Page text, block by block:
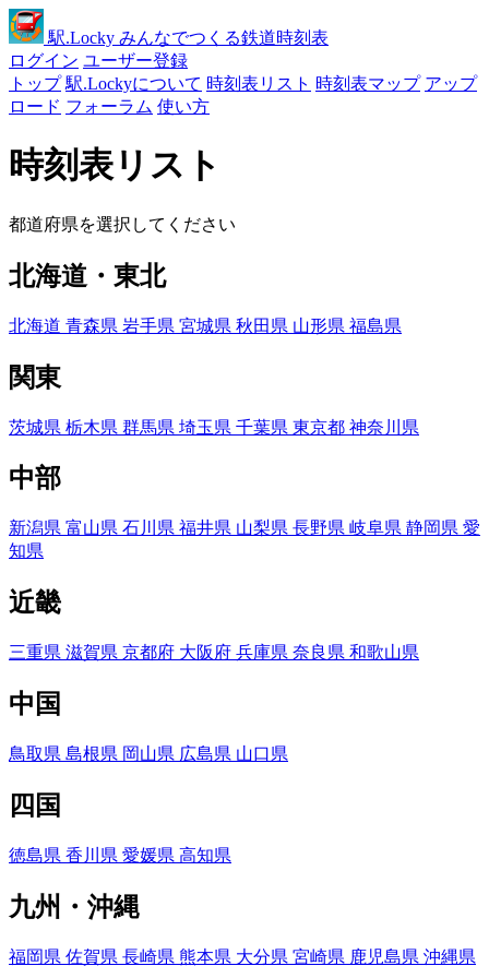
駅.Locky みんなでつくる鉄道時刻表
ログイン ユーザー登録
トップ 駅.Lockyについて 時刻表リスト 時刻表マップ アップ
ロード フォーラム 使い方
時刻表リスト
都道府県を選択してください
北海道・東北
北海道 青森県 岩手県 宮城県 秋田県 山形県 福島県
関東
茨城県 栃木県 群馬県 埼玉県 千葉県 東京都 神奈川県
中部
新潟県 富山県 石川県 福井県 山梨県 長野県 岐阜県 静岡県 愛
知県
近畿
三重県 滋賀県 京都府 大阪府 兵庫県 奈良県 和歌山県
中国
鳥取県 島根県 岡山県 広島県 山口県
四国
徳島県 香川県 愛媛県 高知県
九州・沖縄
福岡県 佐賀県 長崎県 熊本県 大分県 宮崎県 鹿児島県 沖縄県